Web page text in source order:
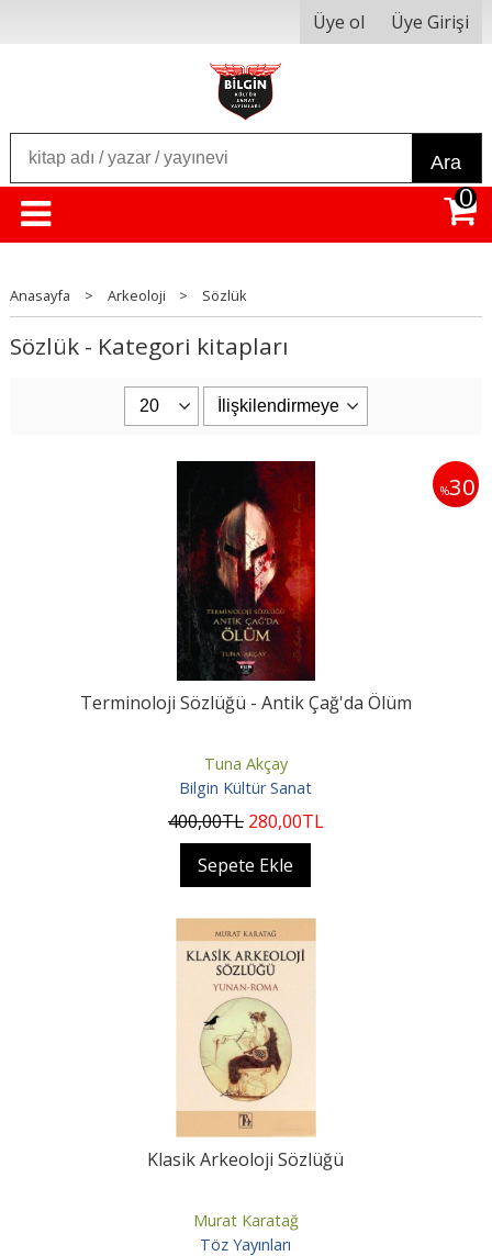
Üye ol Üye Girişi
Ara
0
Anasayfa > Arkeoloji > Sözlük
Sözlük - Kategori kitapları
%30
Terminoloji Sözlüğü - Antik Çağ'da Ölüm
Tuna Akçay
Bilgin Kültür Sanat
400,00TL 280,00TL
Sepete Ekle
Klasik Arkeoloji Sözlüğü
Murat Karatağ
Töz Yayınları